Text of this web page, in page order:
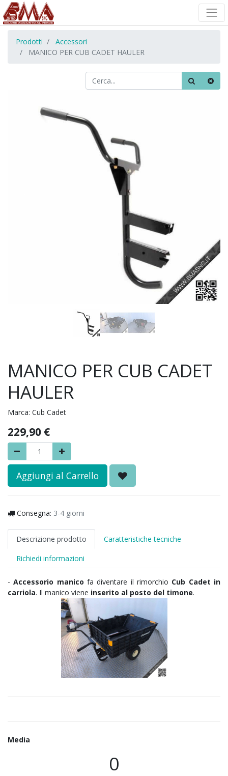
Prodotti
Accessori
MANICO PER CUB CADET HAULER
MANICO PER CUB CADET
HAULER
Marca: Cub Cadet
229,90 €
Aggiungi al Carrello
Consegna: 3-4 giorni
Descrizione prodotto
Caratteristiche tecniche
Richiedi informazioni
-Accessorio manico fa diventare il rimorchio Cub Cadet in
carriola. Il manico viene inserito al posto del timone.
Media
0